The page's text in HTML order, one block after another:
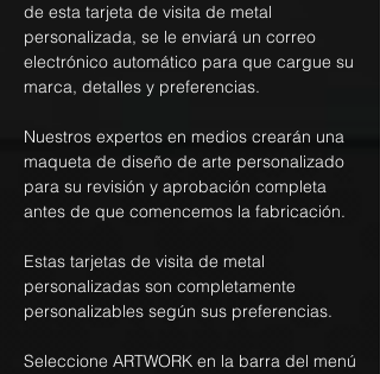
de esta tarjeta de visita de metal
personalizada, se le enviará un correo
electrónico automático para que cargue su
marca, detalles y preferencias.
Nuestros expertos en medios crearán una
maqueta de diseño de arte personalizado
para su revisión y aprobación completa
antes de que comencemos la fabricación.
Estas tarjetas de visita de metal
personalizadas son completamente
personalizables según sus preferencias.
Seleccione ARTWORK en la barra del menú